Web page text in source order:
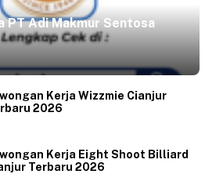
PT Adi Makmur Sentosa
Kerja Wizzmie Cianjur
2026
Kerja Eight Shoot Billiard
Terbaru 2026